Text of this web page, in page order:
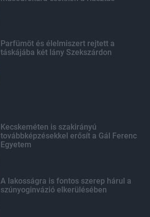
Parfümöt és élelmiszert rejtett a
táskájába két lány Szekszárdon
Kecskeméten is szakirányú
továbbképzésekkel erősít a Gál Ferenc
Egyetem
A lakosságra is fontos szerep hárul a
szúnyoginvázió elkerülésében